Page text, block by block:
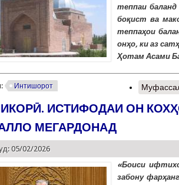
теппаи
боқист ва
теппаҳои
онҳо, ки аз
Ҳотам Асами
Интишорот
ИСТИФОДАИ ОН
МЕГАРДОНАД
05/02/2026
«Боиси
забону